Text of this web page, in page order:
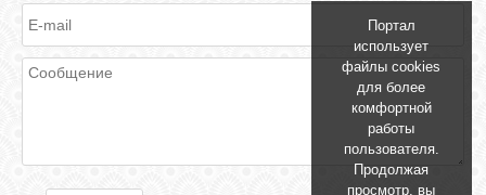
Портал
использует
файлы cookies
для более
комфортной
работы
пользователя.
Продолжая
просмотр, вы